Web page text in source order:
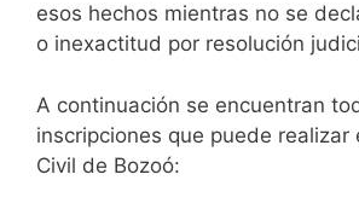
esos hechos mientras no se
o inexactitud por resolución
A continuación se encuentran
inscripciones que puede realizar
Civil de Bozoó: